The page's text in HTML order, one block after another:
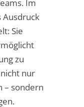
Im
Ausdruck
Sie
zu
nur
– sondern